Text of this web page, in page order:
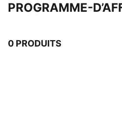
PROGRAMME-
0 PRODUITS